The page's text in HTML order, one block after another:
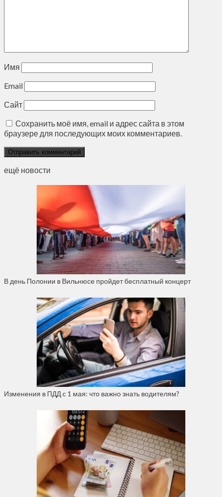
Имя
Email
Сайт
Сохранить моё имя, email и адрес сайта в этом
браузере для последующих моих комментариев.
ещё новости
В день Полонии в Вильнюсе пройдет бесплатный концерт
Изменения в ПДД с 1 мая: что важно знать водителям?